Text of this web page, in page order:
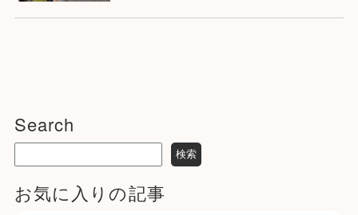
Search
お気に入りの記事